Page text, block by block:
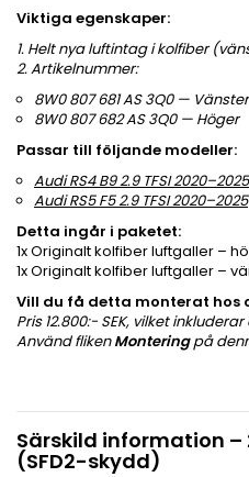
Viktiga egenskaper:
1. Helt nya luftintag i kolfiber
2. Artikelnummer:
8W0 807 681 AS 3Q0 — Vänster
8W0 807 682 AS 3Q0 — Höger
Passar till följande modeller:
Audi RS4 B9 2.9 TFSI 2020–2025
Audi RS5 F5 2.9 TFSI 2020–2025
Detta ingår i paketet:
1x Originalt kolfiber luftgaller –
1x Originalt kolfiber luftgaller –
Vill du få detta monterat hos
Pris 12.800:- SEK, vilket
Använd flikenMonteringpå
Särskild information –
(SFD2-skydd)